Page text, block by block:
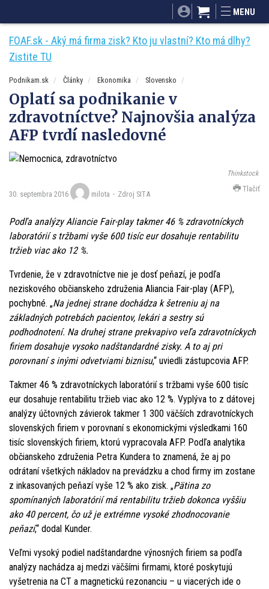
Mnamky-recepty.sk
MENU
FOAF.sk - Aký má firma zisk? Kto ju vlastní? Kto má dlhy?
Zistite TU
Podnikam.sk Články Ekonomika Slovensko
Oplatí sa podnikanie v
zdravotníctve? Najnovšia analýza
AFP tvrdí nasledovné
Thinkstock
30. septembra 2016 milota Zdroj SITA
Tlačiť
Podľa analýzy Aliancie Fair-play takmer 46 % zdravotníckych
laboratórií s tržbami vyše 600 tisíc eur dosahuje rentabilitu
tržieb viac ako 12 %.
Tvrdenie, že v zdravotníctve nie je dosť peňazí, je podľa
neziskového občianskeho združenia Aliancia Fair-play (AFP),
pochybné. „Na jednej strane dochádza k šetreniu aj na
základných potrebách pacientov, lekári a sestry sú
podhodnotení. Na druhej strane prekvapivo veľa zdravotníckych
firiem dosahuje vysoko nadštandardné zisky. A to aj pri
porovnaní s inými odvetviami biznisu,“ uviedli zástupcovia AFP.
Takmer 46 % zdravotníckych laboratórií s tržbami vyše 600 tisíc
eur dosahuje rentabilitu tržieb viac ako 12 %. Vyplýva to z dátovej
analýzy účtovných závierok takmer 1 300 väčších zdravotníckych
slovenských firiem v porovnaní s ekonomickými výsledkami 160
tisíc slovenských firiem, ktorú vypracovala AFP. Podľa analytika
občianskeho združenia Petra Kundera to znamená, že aj po
odrátaní všetkých nákladov na prevádzku a chod firmy im zostane
z inkasovaných peňazí vyše 12 % ako zisk. „Pätina zo
spomínaných laboratórií má rentabilitu tržieb dokonca vyššiu
ako 40 percent, čo už je extrémne vysoké zhodnocovanie
peňazí,“ dodal Kunder.
Veľmi vysoký podiel nadštandardne výnosných firiem sa podľa
analýzy nachádza aj medzi väčšími firmami, ktoré poskytujú
vyšetrenia na CT a magnetickú rezonanciu – u viacerých ide o